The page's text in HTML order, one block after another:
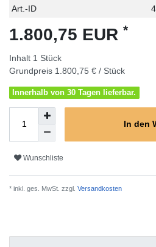
Technisches
Wert
Art.-ID
1.800,75 EUR *
Inhalt 1 Stück
Grundpreis 1.800,75 € / Stück
Innerhalb von 30 Tagen lieferbar.
In den
Wunschliste
* inkl. ges. MwSt. zzgl. Versandkosten